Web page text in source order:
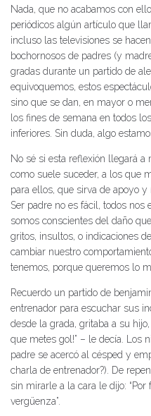
Nada, que no acabamos con
periódicos algún artículo que
incluso las televisiones se
bochornosos de padres (y
gradas durante un partido de
equivoquemos, estos
sino que se dan, en mayor o
los fines de semana en todos
inferiores. Sin duda, algo
No sé si esta reflexión llegará
como suele suceder, a los que
para ellos, que sirva de apoyo
Ser padre no es fácil, todos nos
somos conscientes del daño
gritos, insultos, o indicaciones
cambiar nuestro
tenemos, porque queremos lo
Recuerdo un partido de
entrenador para escuchar sus
desde la grada, gritaba a su
que metes gol!” – le decía. Los
padre se acercó al césped y
charla de entrenador?). De
sin mirarle a la cara le dijo: “Por
vergüenza”.